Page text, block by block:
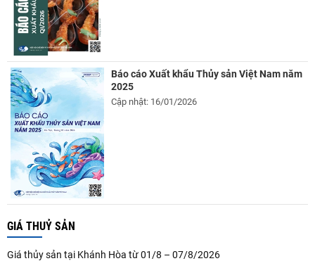
Báo cáo Xuất khẩu Thủy sản Việt Nam năm
2025
Cập nhật: 16/01/2026
GIÁ THUỶ SẢN
Giá thủy sản tại Khánh Hòa từ 01/8 – 07/8/2026